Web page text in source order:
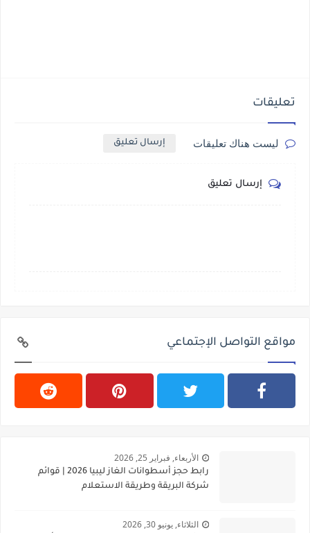
تعليقات
ليست هناك تعليقات إرسال تعليق
إرسال تعليق
مواقع التواصل الإجتماعي
الأربعاء, فبراير 25, 2026
رابط حجز أسطوانات الغاز ليبيا 2026 | قوائم
شركة البريقة وطريقة الاستعلام
الثلاثاء, يونيو 30, 2026